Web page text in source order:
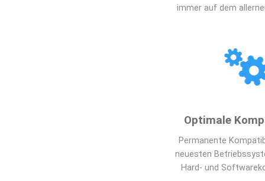
immer auf dem
Optimale
Permanente
neuesten
Hard- und